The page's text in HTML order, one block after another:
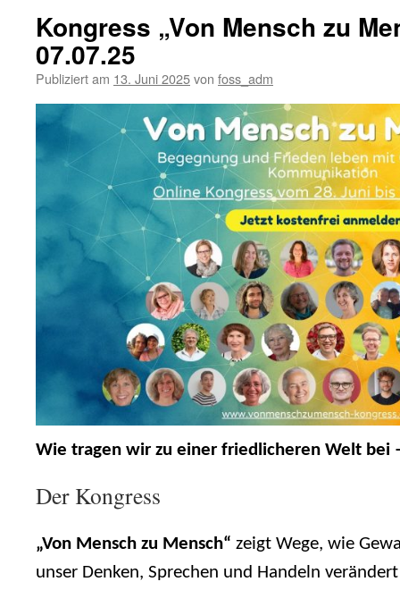
Kongress „Von Mensch zu
07.07.25
Publiziert am 13. Juni 2025von foss_adm
Wie tragen wir zu einer friedlicheren Welt bei
Der Kongress
„Von Mensch zu Mensch“ zeigt Wege, wie
unser Denken, Sprechen und Handeln